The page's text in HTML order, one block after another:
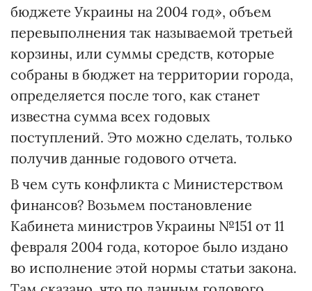
бюджете Украины на 2004 год», объем
перевыполнения так называемой третьей
корзины, или суммы средств, которые
собраны в бюджет на территории города,
определяется после того, как станет
известна сумма всех годовых
поступлений. Это можно сделать, только
получив данные годового отчета.
В чем суть конфликта с Министерством
финансов? Возьмем постановление
Кабинета министров Украины №151 от 11
февраля 2004 года, которое было издано
во исполнение этой нормы статьи закона.